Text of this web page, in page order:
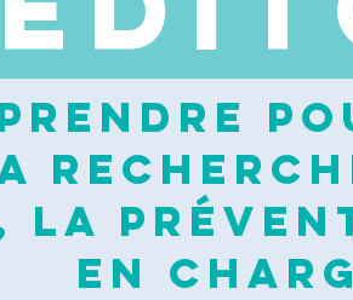
la
en